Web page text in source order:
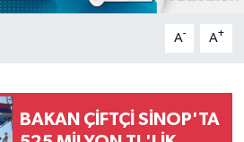
A- A+
BAKAN ÇİFTÇİ SİNOP'TA